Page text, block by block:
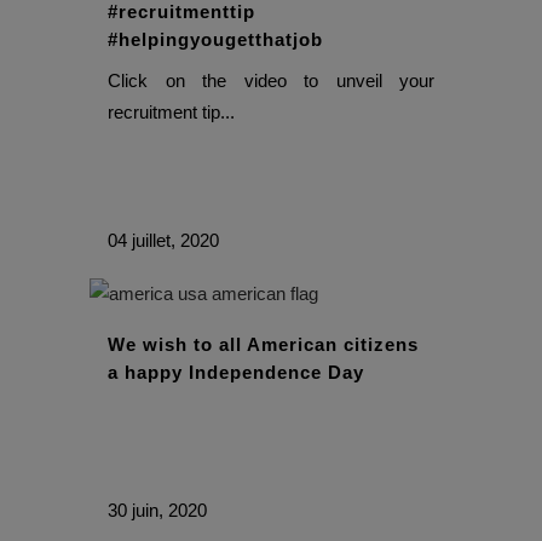
#recruitmenttip
#helpingyougetthatjob
Click on the video to unveil your
recruitment tip...
04 juillet, 2020
We wish to all American citizens
a happy Independence Day
30 juin, 2020